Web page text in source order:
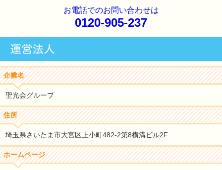
お電話でのお問い合わせは
0120-905-237
企業名
聖光会グループ
住所
埼玉県さいたま市大宮区上小町482-2第8横溝ビル2F
ホームページ